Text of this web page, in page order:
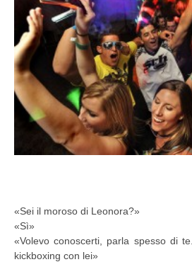
«Sei il moroso di Leonora?»
«Sì»
«Volevo conoscerti, parla spesso di
kickboxing con lei»